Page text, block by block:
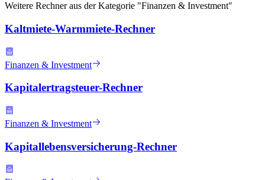
Weitere Rechner aus der Kategorie "Finanzen & Investment"
Kaltmiete-Warmmiete-Rechner
Finanzen & Investment
Kapitalertragsteuer-Rechner
Finanzen & Investment
Kapitallebensversicherung-Rechner